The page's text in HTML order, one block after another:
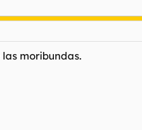
moribundas.